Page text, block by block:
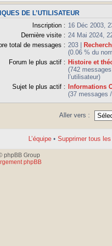
DE L’UTILISATEUR
Inscription : 16 Déc 2003,
Dernière visite : 24 Mai 2024,
total de messages : 203 |
(0.06 % du
Forum le plus actif : Histoire et
(742
l’utilisateur)
Sujet le plus actif : Informations
(37 messages
Aller vers :
L’équipe • Supprimer tous
phpBB Group
phpBB